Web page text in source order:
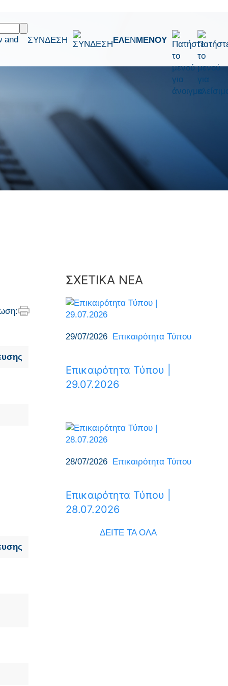
and ΣΥΝΔΕΣΗ ΕΛEN ΜΕΝΟΥ
ΣΧΕΤΙΚΑ ΝΕΑ
29/07/2026 Επικαιρότητα Τύπου
Επικαιρότητα Τύπου |
29.07.2026
28/07/2026 Επικαιρότητα Τύπου
Επικαιρότητα Τύπου |
28.07.2026
ΔΕΙΤΕ ΤΑ ΟΛΑ